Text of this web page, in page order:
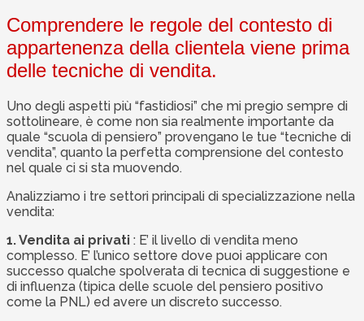
Comprendere le regole del contesto di
appartenenza della clientela viene prima
delle tecniche di vendita.
Uno degli aspetti più “fastidiosi” che mi pregio sempre di
sottolineare, è come non sia realmente importante da
quale “scuola di pensiero” provengano le tue “tecniche di
vendita”, quanto la perfetta comprensione del contesto
nel quale ci si sta muovendo.
Analizziamo i tre settori principali di specializzazione nella
vendita:
1. Vendita ai privati : E’ il livello di vendita meno
complesso. E’ l’unico settore dove puoi applicare con
successo qualche spolverata di tecnica di suggestione e
di influenza (tipica delle scuole del pensiero positivo
come la PNL) ed avere un discreto successo.